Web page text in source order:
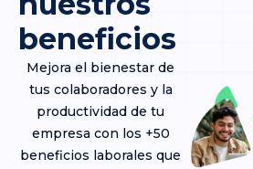
beneficios
Mejora el bienestar de
tus colaboradores y la
productividad de tu
empresa con los +50
beneficios laborales que